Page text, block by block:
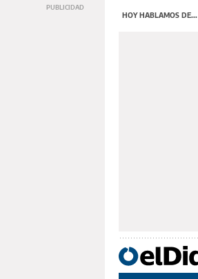
HOY HABLAMOS DE...